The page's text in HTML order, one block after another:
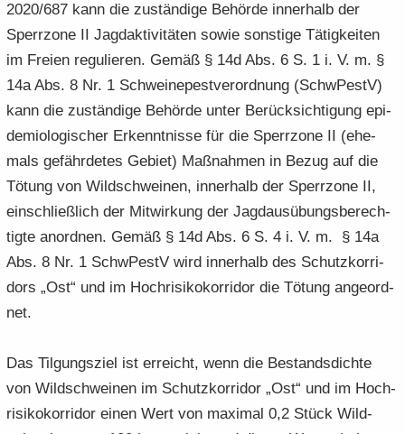
2020/687 kann die zu­stän­di­ge Be­hör­de in­ner­halb der
Sperr­zo­ne II Jagd­ak­ti­vi­tä­ten sowie sons­ti­ge Tä­tig­kei­ten
im Frei­en re­gu­lie­ren. Gemäß § 14d Abs. 6 S. 1 i. V. m. §
14a Abs. 8 Nr. 1 Schwei­ne­pest­ver­ord­nung (SchwPestV)
kann die zu­stän­di­ge Be­hör­de unter Be­rück­sich­ti­gung epi­
de­mio­lo­gi­scher Er­kennt­nis­se für die Sperr­zo­ne II (ehe­
mals ge­fähr­de­tes Ge­biet) Maß­nah­men in Bezug auf die
Tö­tung von Wild­schwei­nen, in­ner­halb der Sperr­zo­ne II,
ein­schließ­lich der Mit­wir­kung der Jagd­aus­übungs­be­rech­
tig­te an­ord­nen. Gemäß § 14d Abs. 6 S. 4 i. V. m. § 14a
Abs. 8 Nr. 1 SchwPestV wird in­ner­halb des Schutz­kor­ri­
dors „Ost“ und im Hoch­ri­si­ko­kor­ri­dor die Tö­tung an­ge­ord­
net.
Das Til­gungs­ziel ist er­reicht, wenn die Be­stands­dich­te
von Wild­schwei­nen im Schutz­kor­ri­dor „Ost“ und im Hoch­
ri­si­ko­kor­ri­dor einen Wert von ma­xi­mal 0,2 Stück Wild­